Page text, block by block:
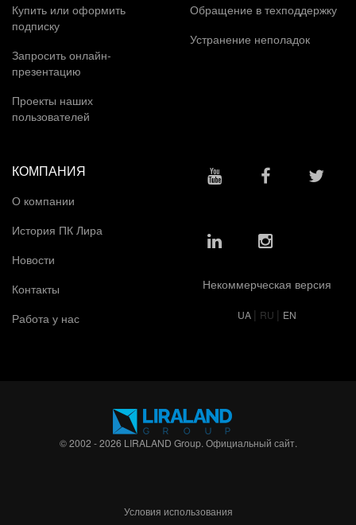
Купить или оформить
подписку
Запросить онлайн-
презентацию
Проекты наших
пользователей
Обращение в техподдержку
Устранение неполадок
КОМПАНИЯ
О компании
История ПК Лира
Новости
Контакты
Работа у нас
Некоммерческая версия
UA | RU | EN
© 2002 - 2026 LIRALAND Group. Официальный сайт.
Условия использования